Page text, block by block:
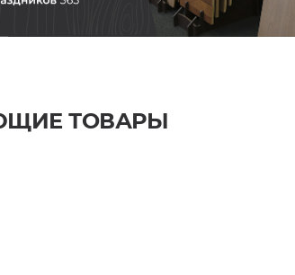
ТОВАРЫ